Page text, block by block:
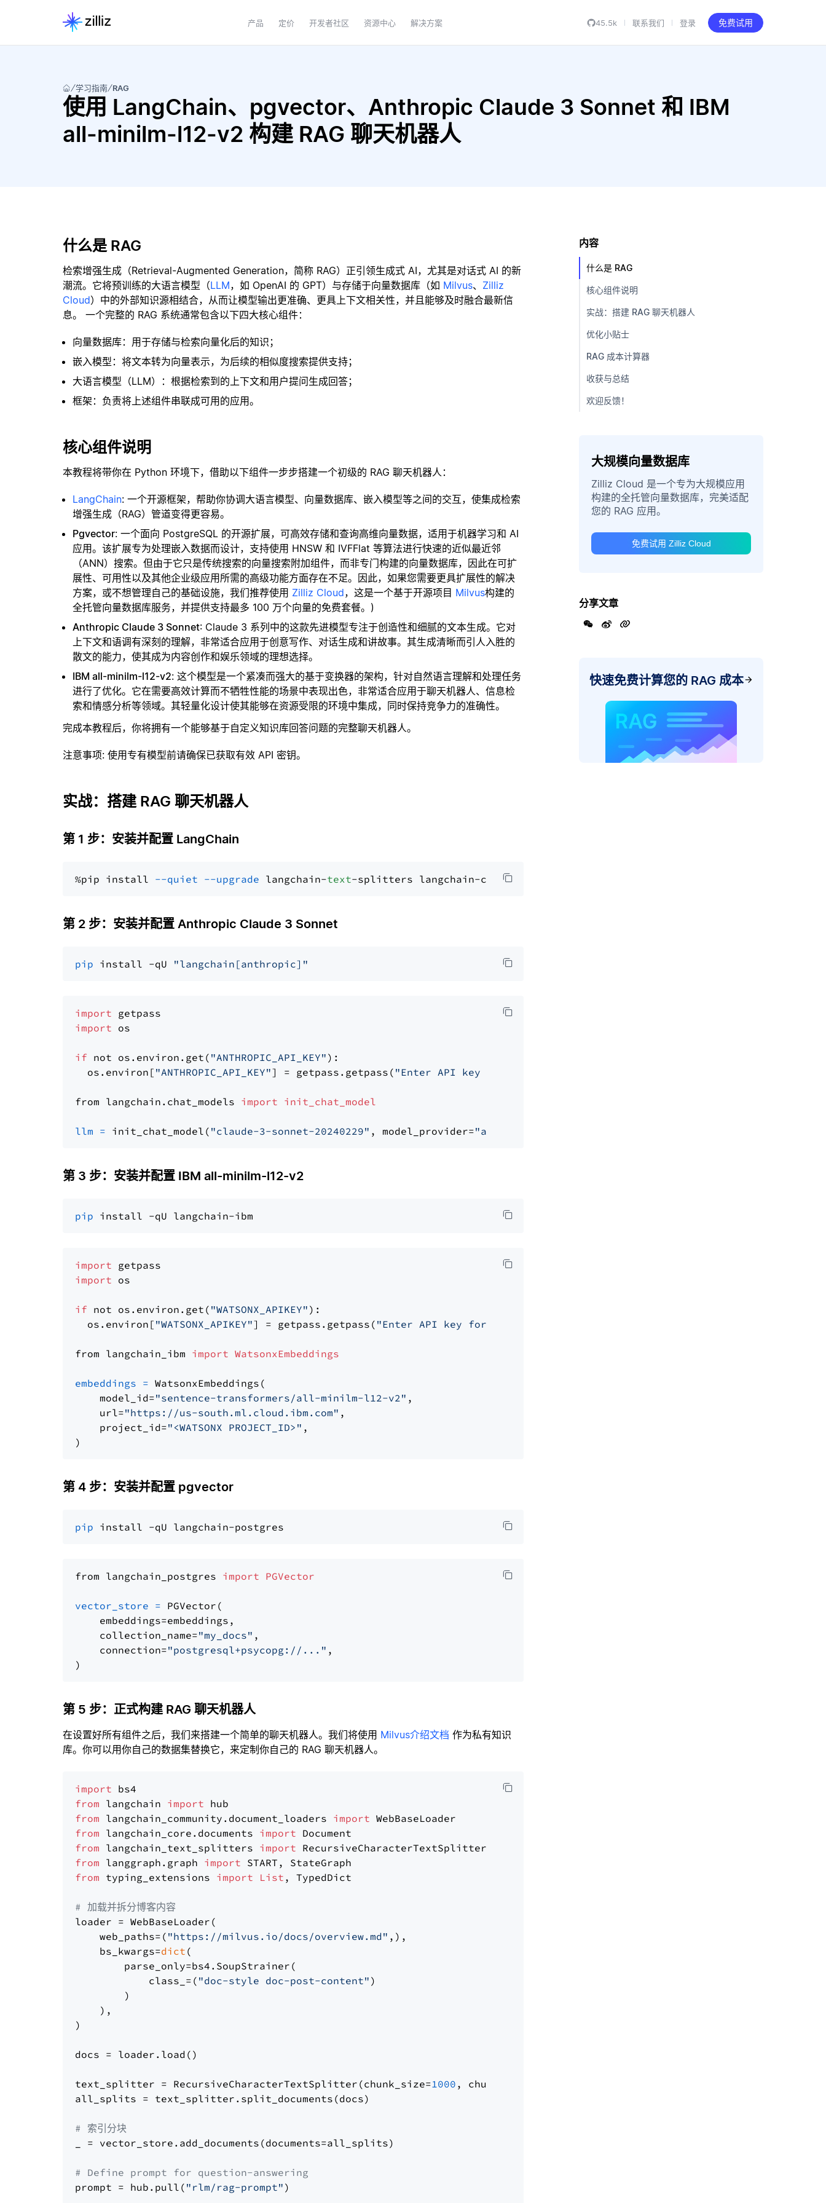
产品 定价 开发者社区 资源中心 解决方案 45.5k 联系我们 登录 免费试用
学习指南 RAG
使用 LangChain、pgvector、Anthropic Claude 3 Sonnet 和 IBM
all-minilm-l12-v2 构建 RAG 聊天机器人
什么是 RAG
检索增强生成（Retrieval-Augmented Generation，简称 RAG）正引领生成式 AI，尤其是对话式 AI 的新
潮流。它将预训练的大语言模型（LLM，如 OpenAI 的 GPT）与存储于向量数据库（如 Milvus、 Zilliz
Cloud）中的外部知识源相结合，从而让模型输出更准确、更具上下文相关性，并且能够及时融合最新信
息。 一个完整的 RAG 系统通常包含以下四大核心组件：
向量数据库：用于存储与检索向量化后的知识；
嵌入模型：将文本转为向量表示，为后续的相似度搜索提供支持；
大语言模型（LLM）：根据检索到的上下文和用户提问生成回答；
框架：负责将上述组件串联成可用的应用。
核心组件说明
本教程将带你在 Python 环境下，借助以下组件一步步搭建一个初级的 RAG 聊天机器人：
LangChain: 一个开源框架，帮助你协调大语言模型、向量数据库、嵌入模型等之间的交互，使集成检索
增强生成（RAG）管道变得更容易。
Pgvector: 一个面向 PostgreSQL 的开源扩展，可高效存储和查询高维向量数据，适用于机器学习和 AI
应用。该扩展专为处理嵌入数据而设计，支持使用 HNSW 和 IVFFlat 等算法进行快速的近似最近邻
（ANN）搜索。但由于它只是传统搜索的向量搜索附加组件，而非专门构建的向量数据库，因此在可扩
展性、可用性以及其他企业级应用所需的高级功能方面存在不足。因此，如果您需要更具扩展性的解决
方案，或不想管理自己的基础设施，我们推荐使用 Zilliz Cloud，这是一个基于开源项目 Milvus构建的
全托管向量数据库服务，并提供支持最多 100 万个向量的免费套餐。)
Anthropic Claude 3 Sonnet: Claude 3 系列中的这款先进模型专注于创造性和细腻的文本生成。它对
上下文和语调有深刻的理解，非常适合应用于创意写作、对话生成和讲故事。其生成清晰而引人入胜的
散文的能力，使其成为内容创作和娱乐领域的理想选择。
IBM all-minilm-l12-v2: 这个模型是一个紧凑而强大的基于变换器的架构，针对自然语言理解和处理任务
进行了优化。它在需要高效计算而不牺牲性能的场景中表现出色，非常适合应用于聊天机器人、信息检
索和情感分析等领域。其轻量化设计使其能够在资源受限的环境中集成，同时保持竞争力的准确性。
完成本教程后，你将拥有一个能够基于自定义知识库回答问题的完整聊天机器人。
注意事项: 使用专有模型前请确保已获取有效 API 密钥。
实战：搭建 RAG 聊天机器人
第 1 步：安装并配置 LangChain
%pip install --quiet --upgrade langchain-text
第 2 步：安装并配置 Anthropic Claude 3 Sonnet
pip install -qU "langchain[anthropic]"
import
import os
if not os.environ.get( "ANTHROPIC_API_KEY" ):
  os.environ[
"ANTHROPIC_API_KEY"] = getpass.getpass( "Enter API key for Anthropic: "
from langchain.chat_models import init_chat_model
llm = init_chat_model( "claude-3-sonnet-20240229" , model_provider="anthropic"
第 3 步：安装并配置 IBM all-minilm-l12-v2
pip
import
import os
if not os.environ.get( "WATSONX_APIKEY" ):
  os.environ[
"WATSONX_APIKEY"] = getpass.getpass( "Enter API key for IBM watsonx: "
from langchain_ibm import WatsonxEmbeddings
embeddings = WatsonxEmbeddings(
    model_id=
"sentence-transformers/all-minilm-l12-v2" ,
    url=
"https://us-south.ml.cloud.ibm.com" ,
    project_id=
"<WATSONX PROJECT_ID>" ,
第 4 步：安装并配置 pgvector
pip
from langchain_postgres import PGVector
vector_store = PGVector(
    embeddings=embeddings,
    collection_name=
"my_docs" ,
    connection=
"postgresql+psycopg://..." ,
第 5 步：正式构建 RAG 聊天机器人
在设置好所有组件之后，我们来搭建一个简单的聊天机器人。我们将使用 Milvus介绍文档 作为私有知识
库。你可以用你自己的数据集替换它，来定制你自己的 RAG 聊天机器人。
import
from langchain import
from langchain_community.document_loaders import
from langchain_core.documents import
from langchain_text_splitters import
from langgraph.graph import
from typing_extensions import List , TypedDict
# 加载并拆分博客内容
loader = WebBaseLoader(
    web_paths=(
"https://milvus.io/docs/overview.md" ,),
    bs_kwargs=
dict (
        parse_only=bs4.SoupStrainer(
            class_=(
"doc-style doc-post-content" )
        )
    ),
)
docs = loader.load()
text_splitter = RecursiveCharacterTextSplitter(chunk_size=1000 , chunk_overlap=
all_splits = text_splitter.split_documents(docs)
# 索引分块
_ = vector_store.add_documents(documents=all_splits)
# Define prompt for question-answering
prompt = hub.pull( "rlm/rag-prompt" )
内容
什么是 RAG
核心组件说明
实战：搭建 RAG 聊天机器人
优化小贴士
RAG 成本计算器
收获与总结
欢迎反馈！
大规模向量数据库
Zilliz Cloud 是一个专为大规模应用
构建的全托管向量数据库，完美适配
您的 RAG 应用。
免费试用 Zilliz Cloud
分享文章
快速免费计算您的 RAG 成本